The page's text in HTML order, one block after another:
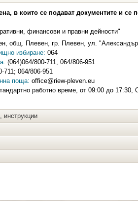
в които се подават документите и се
финансови и правни дейности"
общ. Плевен, гр. Плевен, ул.
избиране: 064
(064)064/800-711; 064/806-951
711; 064/806-951
поща: office@riew-pleven.eu
работно време, от 09:00 до 17:30,
инструкции